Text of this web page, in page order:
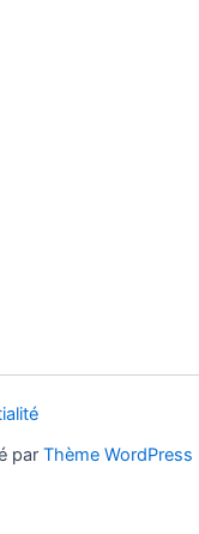
par Thème WordPress